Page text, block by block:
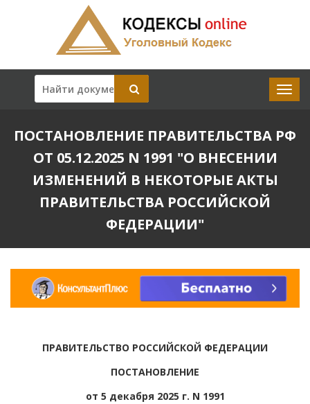
ПОСТАНОВЛЕНИЕ ПРАВИТЕЛЬСТВА РФ
ОТ 05.12.2025 N 1991 "О ВНЕСЕНИИ
ИЗМЕНЕНИЙ В НЕКОТОРЫЕ АКТЫ
ПРАВИТЕЛЬСТВА РОССИЙСКОЙ
ФЕДЕРАЦИИ"
ПРАВИТЕЛЬСТВО РОССИЙСКОЙ ФЕДЕРАЦИИ
ПОСТАНОВЛЕНИЕ
от 5 декабря 2025 г. N 1991